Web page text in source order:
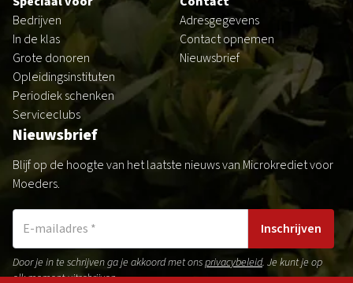
Bedrijven
In de klas
Grote donoren
Opleidingsinstituten
Periodiek schenken
Serviceclubs
Adresgegevens
Contact opnemen
Nieuwsbrief
Nieuwsbrief
Blijf op de hoogte van het laatste nieuws van Microkrediet voor
Moeders.
Inschrijven
Door je in te schrijven ga je akkoord met onsprivacybeleid. Je kunt je op
elk moment uitschrijven.